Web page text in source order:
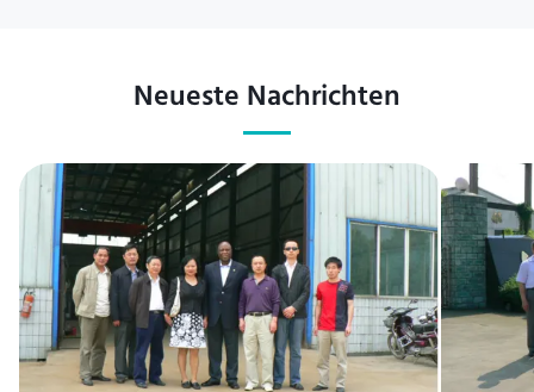
Neueste Nachrichten